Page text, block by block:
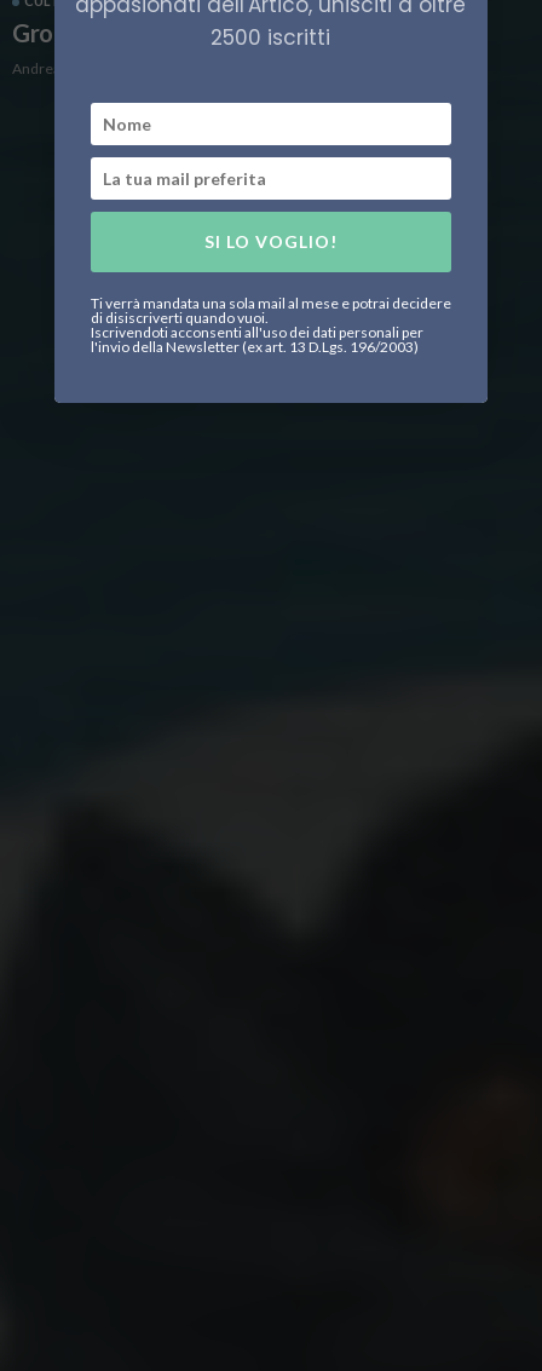
Groenlandia, tutto sarà diverso
Andrea Delvescovo
2500 iscritti
SI LO VOGLIO!
Ti verrà mandata una sola mail al mese e potrai decidere
di disiscriverti quando vuoi.
Iscrivendoti acconsenti all'uso dei dati personali per
l'invio della Newsletter (ex art. 13 D.Lgs. 196/2003)